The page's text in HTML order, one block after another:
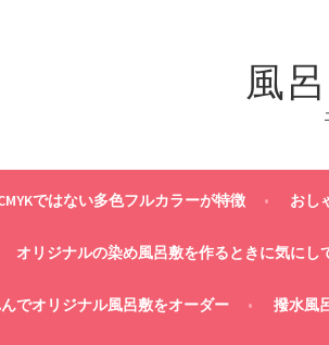
風
ではない多色フルカラーが特徴 おし
オリジナルの染め風呂敷を作るときに気にし
でオリジナル風呂敷をオーダー 撥水風